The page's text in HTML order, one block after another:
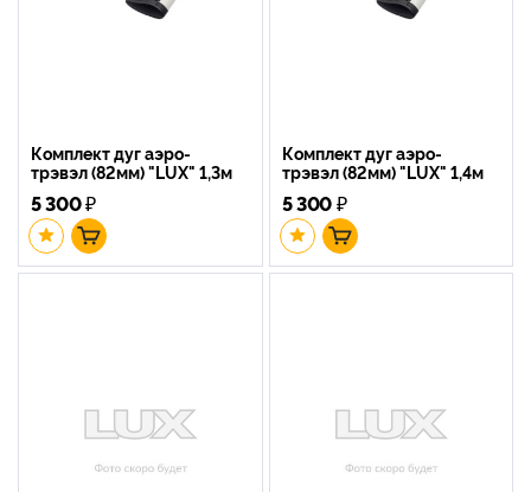
Комплект дуг аэро-
трэвэл (82мм) "LUX" 1,3м
5 300₽
Комплект дуг аэро-
трэвэл (82мм) "LUX" 1,4м
5 300₽